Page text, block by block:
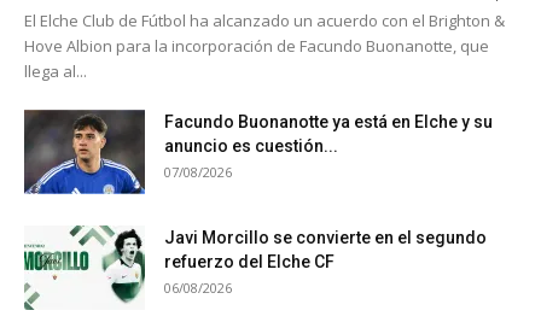
El Elche Club de Fútbol ha alcanzado un acuerdo con el Brighton &
Hove Albion para la incorporación de Facundo Buonanotte, que
llega al...
Facundo Buonanotte ya está en Elche y su
anuncio es cuestión...
07/08/2026
Javi Morcillo se convierte en el segundo
refuerzo del Elche CF
06/08/2026